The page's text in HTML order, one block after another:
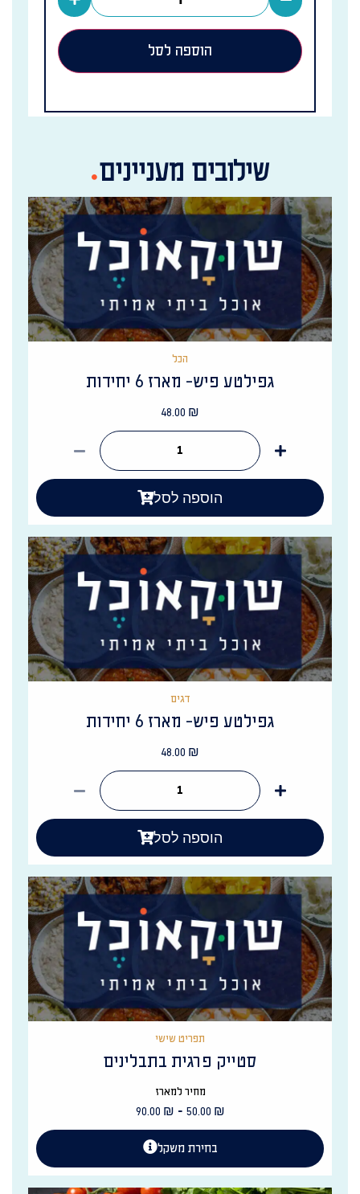
הוספה לסל
שילובים מעניינים
הכל
גפילטע פיש- מארז 6 יחידות
48.00 ₪
הוספה לסל
דגים
גפילטע פיש- מארז 6 יחידות
48.00 ₪
הוספה לסל
תפריט שישי
סטייק פרגית בתבלינים
מחיר למארז
50.00 ₪
-
90.00 ₪
בחירת משקל